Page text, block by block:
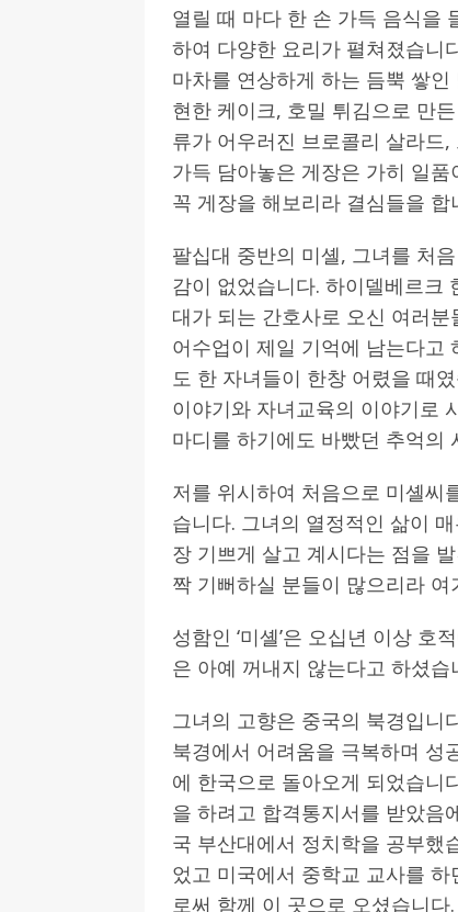
열릴 때 마다 한 손 가득 음식을
하여 다양한 요리가 펼쳐졌습니
마차를 연상하게 하는 듬뿍 쌓
현한 케이크, 호밀 튀김으로 만
류가 어우러진 브로콜리 살라드
가득 담아놓은 게장은 가히 일
꼭 게장을 해보리라 결심들을 합
팔십대 중반의 미셸, 그녀를 처
감이 없었습니다. 하이델베르크
대가 되는 간호사로 오신 여러
어수업이 제일 기억에 남는다고
도 한 자녀들이 한창 어렸을 때
이야기와 자녀교육의 이야기로
마디를 하기에도 바빴던 추억의
저를 위시하여 처음으로 미셸씨
습니다. 그녀의 열정적인 삶이
장 기쁘게 살고 계시다는 점을
짝 기뻐하실 분들이 많으리라 여
성함인 ‘미셸’은 오십년 이상
은 아예 꺼내지 않는다고 하셨습
그녀의 고향은 중국의 북경입니
북경에서 어려움을 극복하며 성
에 한국으로 돌아오게 되었습니
을 하려고 합격통지서를 받았음
국 부산대에서 정치학을 공부했
었고 미국에서 중학교 교사를
로써 함께 이 곳으로 오셨습니